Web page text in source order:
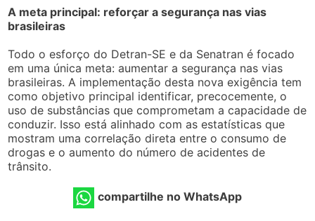
A meta principal: reforçar a segurança nas vias
brasileiras
Todo o esforço do Detran-SE e da Senatran é focado
em uma única meta: aumentar a segurança nas vias
brasileiras. A implementação desta nova exigência tem
como objetivo principal identificar, precocemente, o
uso de substâncias que comprometam a capacidade de
conduzir. Isso está alinhado com as estatísticas que
mostram uma correlação direta entre o consumo de
drogas e o aumento do número de acidentes de
trânsito.
compartilhe no WhatsApp